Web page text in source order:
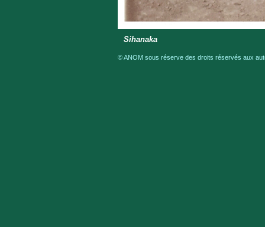
Sihanaka
© ANOM sous réserve des droits réservés aux